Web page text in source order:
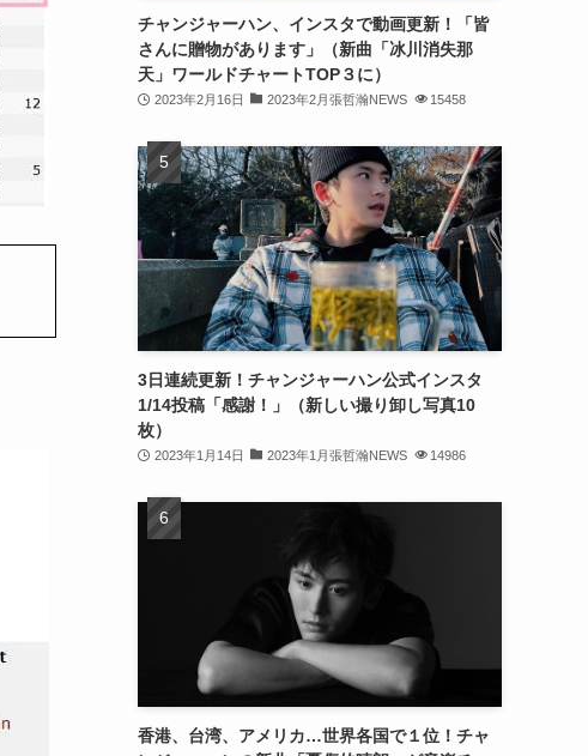
(31)
(28)
(32)
(31)
(30)
(32)
(30)
(32)
(32)
(26)
(23)
(13)
(8)
チャンジャーハン、インスタで動画更新！「皆
さんに贈物があります」（新曲「冰川消失那
天」ワールドチャートTOP３に）
2023年2月16日 2023年2月張哲瀚NEWS 15458
3日連続更新！チャンジャーハン公式インスタ
1/14投稿「感謝！」（新しい撮り卸し写真10
枚）
2023年1月14日 2023年1月張哲瀚NEWS 14986
香港、台湾、アメリカ…世界各国で１位！チャ